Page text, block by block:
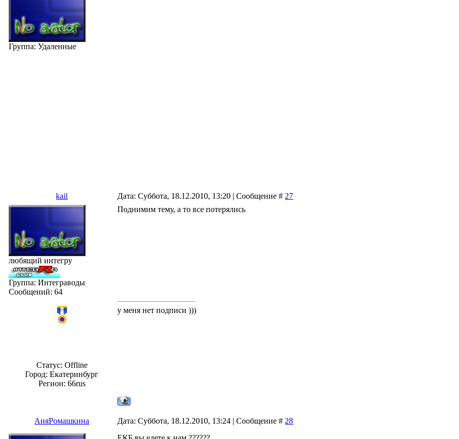
Группа: Удаленные
kail Дата: Суббота, 18.12.2010, 13:20 | Сообщение # 27
любящий интегру
Группа: Интеграводы
Сообщений:64
Статус: Offline
Город: Екатеринбург
Регион: 66rus
Поднимим тему, а то все потерялись
у меня нет подписи )))
АняРомашкина Дата: Суббота, 18.12.2010, 13:24 | Сообщение # 28